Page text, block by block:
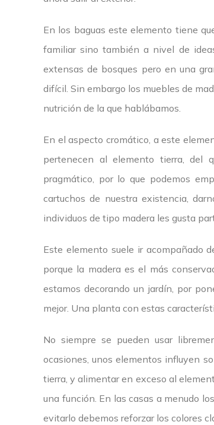
En los baguas este elemento tiene
familiar sino también a nivel de
extensas de bosques pero en una
difícil. Sin embargo los muebles de
nutrición de la que hablábamos.
En el aspecto cromático, a este
pertenecen al elemento tierra, del
pragmático, por lo que podemos
cartuchos de nuestra existencia,
individuos de tipo madera les gusta
Este elemento suele ir acompañado
porque la madera es el más
estamos decorando un jardín, por
mejor. Una planta con estas
No siempre se pueden usar
ocasiones, unos elementos influyen
tierra, y alimentar en exceso al
una función. En las casas a menudo
evitarlo debemos reforzar los colores